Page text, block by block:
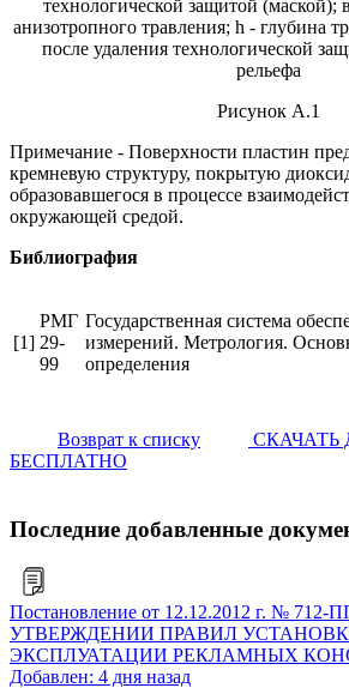
технологической защитой (маской);
анизотропного травления; h - глубина
после удаления технологической
рельефа
Рисунок А.1
Примечание - Поверхности пластин
кремневую структуру, покрытую
образовавшегося в процессе
окружающей средой.
Библиография
[1]
РМГ
29-
99
Государственная система
измерений. Метрология.
определения
Возврат к списку
СКАЧАТЬ
БЕСПЛАТНО
Последние добавленные
Постановление от 12.12.2012 г. № 712-
УТВЕРЖДЕНИИ ПРАВИЛ
ЭКСПЛУАТАЦИИ РЕКЛАМНЫХ
Добавлен: 4 дня назад